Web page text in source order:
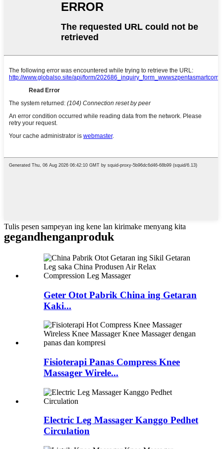
Tulis pesen sampeyan ing kene lan kirimake menyang kita
gegandhenganproduk
Geter Otot Pabrik China ing Getaran
Kaki...
Fisioterapi Panas Compress Knee
Massager Wirele...
Electric Leg Massager Kanggo Pedhet
Circulation